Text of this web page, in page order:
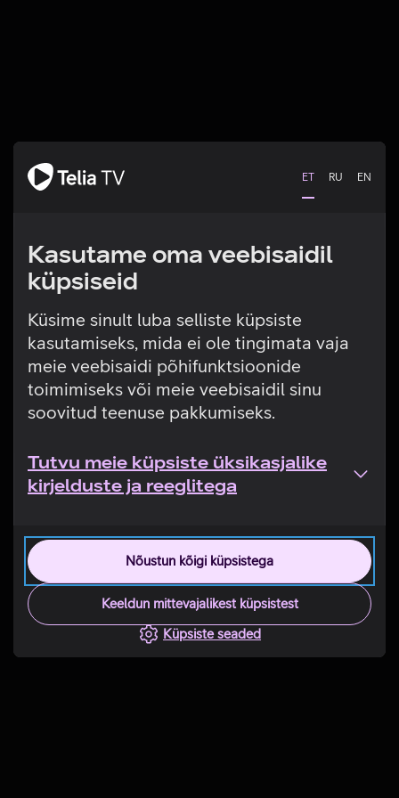
ET RU EN
Kasutame oma veebisaidil
küpsiseid
Küsime sinult luba selliste küpsiste
kasutamiseks, mida ei ole tingimata vaja
meie veebisaidi põhifunktsioonide
toimimiseks või meie veebisaidil sinu
soovitud teenuse pakkumiseks.
Tutvu meie küpsiste üksikasjalike
kirjelduste ja reeglitega
Nõustun kõigi küpsistega
Keeldun mittevajalikest küpsistest
Küpsiste seaded
Tehniline viga